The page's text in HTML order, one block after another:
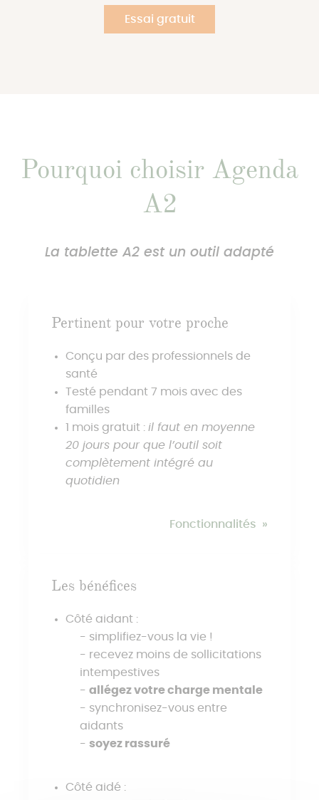
Essai gratuit
Pourquoi choisir Agenda
A2
La tablette A2 est un outil adapté
Pertinent pour votre proche
Conçu par des professionnels de
santé
Testé pendant 7 mois avec des
familles
1 mois gratuit : il faut en moyenne
20 jours pour que l’outil soit
complètement intégré au
quotidien
Fonctionnalités
Les bénéfices
Côté aidant :
simplifiez-vous la vie !
recevez moins de sollicitations
intempestives
allégez votre charge mentale
synchronisez-vous entre
aidants
soyez rassuré
Côté aidé :